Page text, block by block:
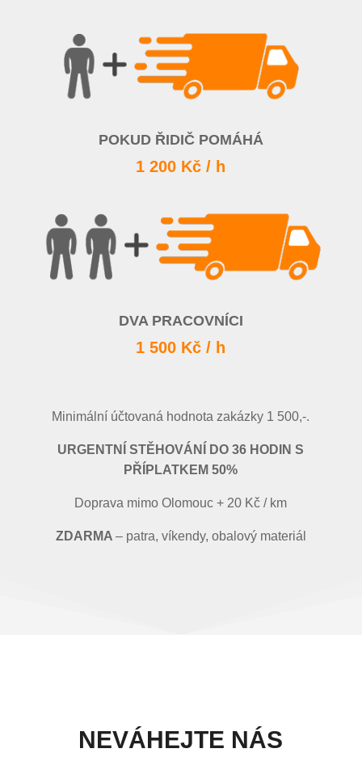
POKUD ŘIDIČ POMÁHÁ
1 200 Kč / h
DVA PRACOVNÍCI
1 500 Kč / h
Minimální účtovaná hodnota zakázky 1 500,-.
URGENTNÍ STĚHOVÁNÍ DO 36 HODIN S
PŘÍPLATKEM 50%
Doprava mimo Olomouc + 20 Kč / km
ZDARMA – patra, víkendy, obalový materiál
NEVÁHEJTE NÁS